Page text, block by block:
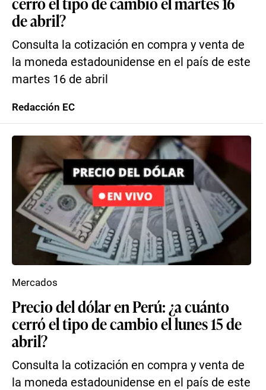
de abril?
Consulta la cotización en compra y venta de
la moneda estadounidense en el país de este
martes 16 de abril
Redacción EC
Precio del dólar en Perú: ¿a cuánto
cerró el tipo de cambio el lunes 15 de
abril?
Consulta la cotización en compra y venta de
la moneda estadounidense en el país de este
Mercados